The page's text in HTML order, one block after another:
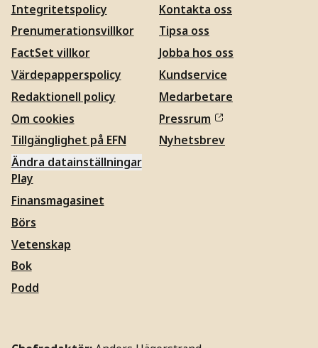
Integritetspolicy
Prenumerationsvillkor
FactSet villkor
Värdepapperspolicy
Redaktionell policy
Om cookies
Tillgänglighet på EFN
Ändra datainställningar
Kontakta oss
Tipsa oss
Jobba hos oss
Kundservice
Medarbetare
Pressrum
Nyhetsbrev
Play
Finansmagasinet
Börs
Vetenskap
Bok
Podd